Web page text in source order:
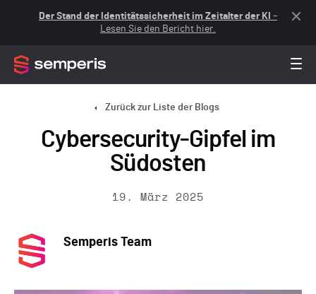
Der Stand der Identitätssicherheit im Zeitalter der KI –
Lesen Sie den Bericht hier.
Zurück zur Liste der Blogs
Cybersecurity-Gipfel im
Südosten
19. März 2025
Semperis Team